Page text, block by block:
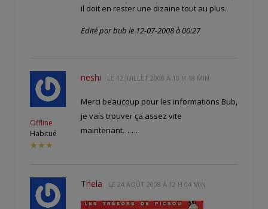
il doit en rester une dizaine tout au plus.
Edité par bub le 12-07-2008 à 00:27
Offline
Habitué
★★★
neshi LE 12 JUILLET 2008 À 10 H 18 MIN
Merci beaucoup pour les informations Bub,
je vais trouver ça assez vite
maintenant…….
Thela LE 24 AOÛT 2008 À 12 H 04 MIN